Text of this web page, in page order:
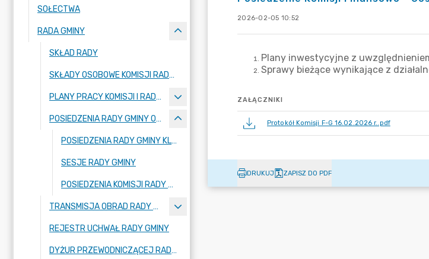
SOŁECTWA
RADA GMINY
SKŁAD RADY
SKŁADY OSOBOWE KOMISJI RADY GMINY
PLANY PRACY KOMISJI I RADY GMINY
POSIEDZENIA RADY GMINY ORAZ KOMISJI STAŁYCH
POSIEDZENIA RADY GMINY KLESZCZEWO - PORTAL MIESZKAŃCA
SESJE RADY GMINY
POSIEDZENIA KOMISJI RADY GMINY
TRANSMISJA OBRAD RADY GMINY
REJESTR UCHWAŁ RADY GMINY
DYŻUR PRZEWODNICZĄCEJ RADY GMINY
2026-02-05 10:52
ZAŁĄCZNIKI
Protokół Komisji F-G 16.02.2026 r..pdf
DRUKUJ ZAPISZ DO PDF